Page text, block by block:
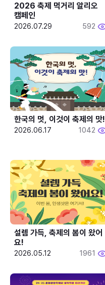
2026 축제 먹거리 알리오
캠페인
2026.07.29 592
한국의 멋, 이것이 축제의 맛!
2026.06.17 1042
설렘 가득, 축제의 봄이 왔어
요!
2026.05.12 1961